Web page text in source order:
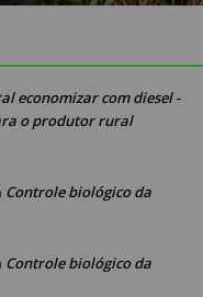
economizar com diesel -
o produtor rural
Controle biológico da
Controle biológico da